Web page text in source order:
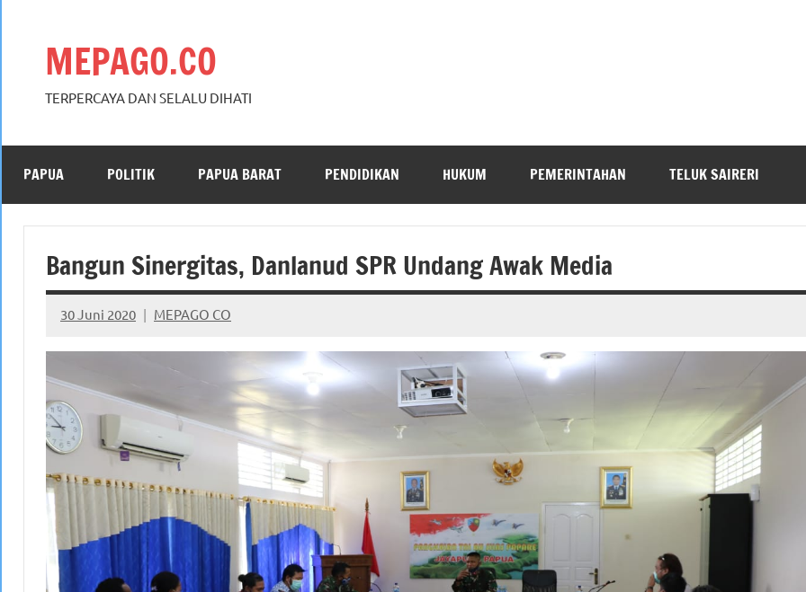
MEPAGO.CO
TERPERCAYA DAN SELALU DIHATI
PAPUA POLITIK PAPUA BARAT PENDIDIKAN HUKUM PEMERINTAHAN TELUK SAIRERI
Bangun Sinergitas, Danlanud SPR Undang Awak Media
30 Juni 2020 MEPAGO CO
No
comments